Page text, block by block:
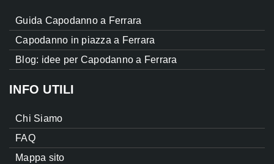
Guida Capodanno a Ferrara
Capodanno in piazza a Ferrara
Blog: idee per Capodanno a Ferrara
INFO UTILI
Chi Siamo
FAQ
Mappa sito